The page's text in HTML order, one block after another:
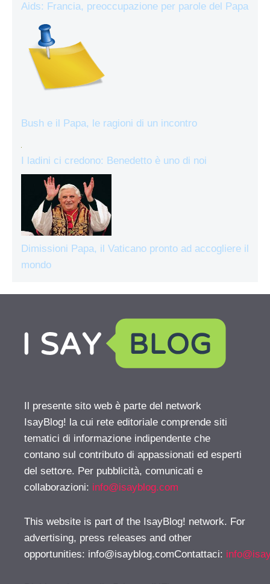
Aids: Francia, preoccupazione per parole del Papa
Bush e il Papa, le ragioni di un incontro
I ladini ci credono: Benedetto è uno di noi
Dimissioni Papa, il Vaticano pronto ad accogliere il
mondo
Il presente sito web è parte del network
IsayBlog! la cui rete editoriale comprende siti
tematici di informazione indipendente che
contano sul contributo di appassionati ed esperti
del settore. Per pubblicità, comunicati e
collaborazioni: info@isayblog.com
This website is part of the IsayBlog! network. For
advertising, press releases and other
opportunities: info@isayblog.comContattaci: